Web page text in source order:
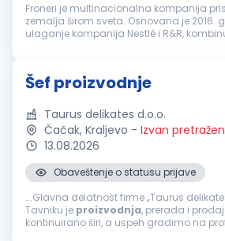
Froneri je multinacionalna kompanija
zemalja širom sveta. Osnovana je 2016.
ulaganje kompanija Nestlé i R&R,
Šef proizvodnje
Taurus delikates d.o.o.
Čačak, Kraljevo - Izvan
13.08.2026
Obaveštenje o statusu prijave
...Glavna delatnost firme „Taurus
Tavniku je proizvodnja, prerada i
kontinuirano širi, a uspeh gradimo na